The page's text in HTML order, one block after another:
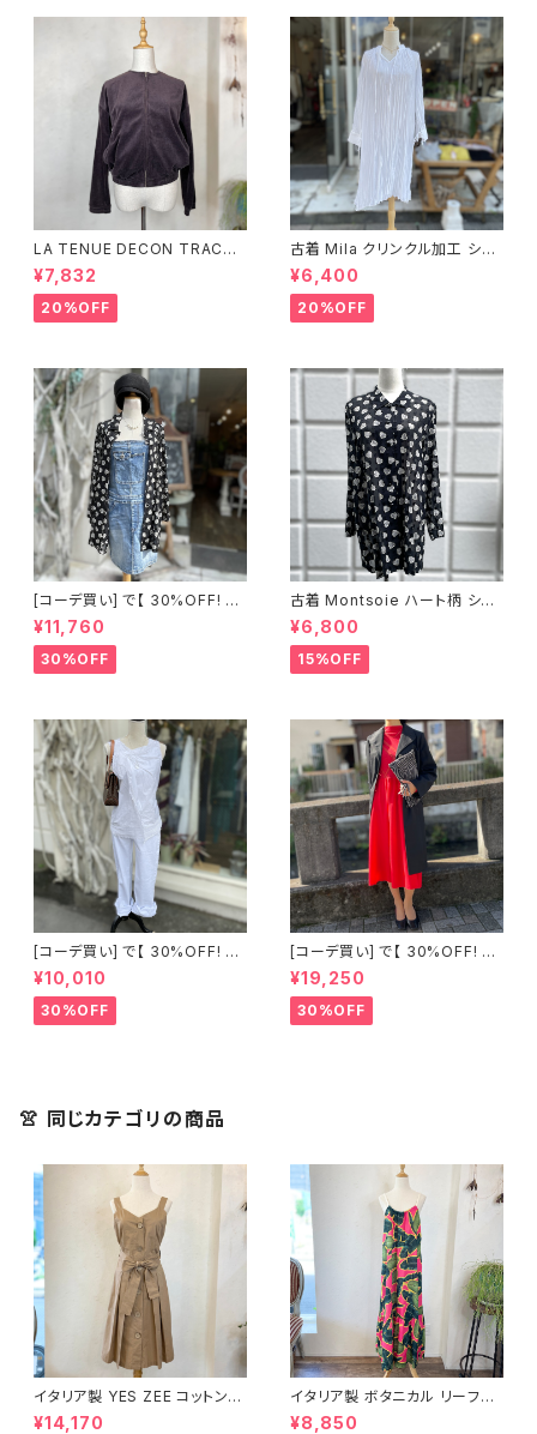
LA TENUE DECON TRACTE
E ブラウンジャケット
¥7,832
20%OFF
古着 Mila クリンクル加工 シャ
ツワンピース
¥6,400
20%OFF
[コーデ買い] で【 30%OFF! 】2
点 ショート丈 デニム サロペット
スカート + 古着 Montsoie ハ
ート柄 シアーシャツ ブラック
¥11,760
30%OFF
古着 Montsoie ハート柄 シア
ーシャツ ブラック
¥6,800
15%OFF
[コーデ買い] で【 30%OFF! 】2
点 古着 Chloe ホワイト レース
ノースリーブ + ホワイトデニム
ストレッチ ストレート パンツ
¥10,010
30%OFF
[コーデ買い] で【 30%OFF! 】2
点 フランス古着 レッドライン 切
り替えワンピース + フランス古
着 TERGAL ブラック コート
¥19,250
30%OFF
👚 同じカテゴリの商品
イタリア製 YES ZEE コットン10
0% プリーツワンピース
¥14,170
イタリア製 ボタニカル リーフ柄
キャミワンピース＜ピンク＞
¥8,850